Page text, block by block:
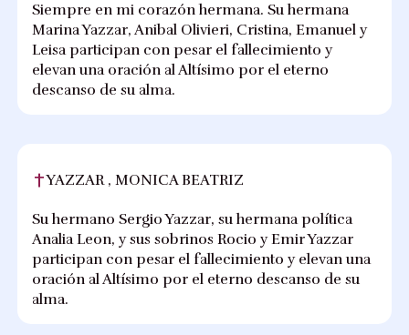
Siempre en mi corazón hermana. Su hermana
Marina Yazzar, Anibal Olivieri, Cristina, Emanuel y
Leisa participan con pesar el fallecimiento y
elevan una oración al Altísimo por el eterno
descanso de su alma.
YAZZAR , MONICA BEATRIZ
Su hermano Sergio Yazzar, su hermana política
Analia Leon, y sus sobrinos Rocio y Emir Yazzar
participan con pesar el fallecimiento y elevan una
oración al Altísimo por el eterno descanso de su
alma.